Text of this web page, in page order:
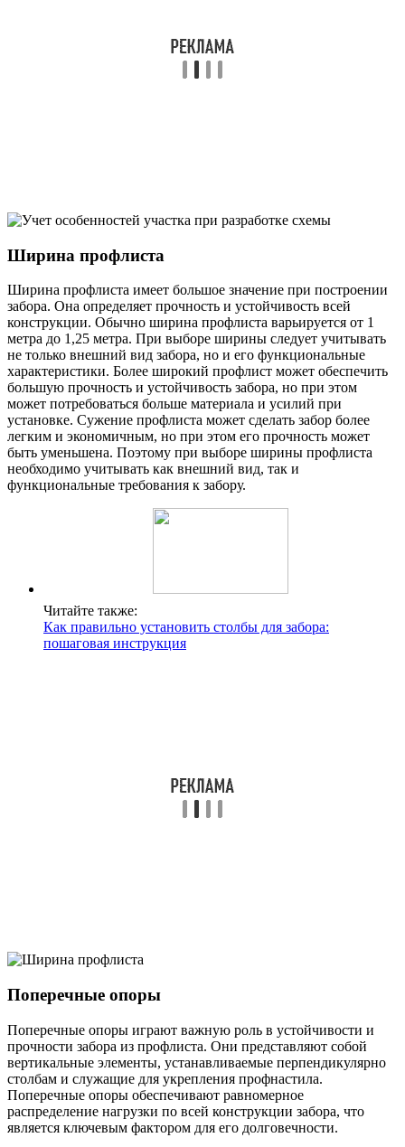
Ширина профлиста
Ширина профлиста имеет большое значение при построении
забора. Она определяет прочность и устойчивость всей
конструкции. Обычно ширина профлиста варьируется от 1
метра до 1,25 метра. При выборе ширины следует учитывать
не только внешний вид забора, но и его функциональные
характеристики. Более широкий профлист может обеспечить
большую прочность и устойчивость забора, но при этом
может потребоваться больше материала и усилий при
установке. Сужение профлиста может сделать забор более
легким и экономичным, но при этом его прочность может
быть уменьшена. Поэтому при выборе ширины профлиста
необходимо учитывать как внешний вид, так и
функциональные требования к забору.
Читайте также:
Как правильно установить столбы для забора:
пошаговая инструкция
Поперечные опоры
Поперечные опоры играют важную роль в устойчивости и
прочности забора из профлиста. Они представляют собой
вертикальные элементы, устанавливаемые перпендикулярно
столбам и служащие для укрепления профнастила.
Поперечные опоры обеспечивают равномерное
распределение нагрузки по всей конструкции забора, что
является ключевым фактором для его долговечности.